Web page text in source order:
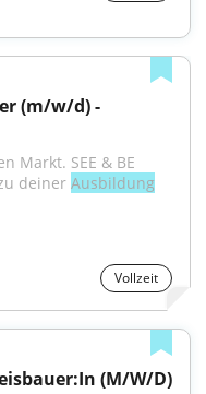
Markt. SEE & BE
deiner Ausbildung
Vollzeit
(M/W/D)